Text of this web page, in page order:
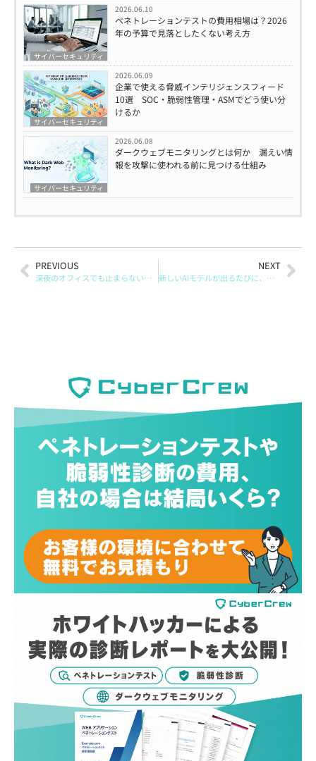
サイバーセキュリティ
2026.06.10
ペネトレーションテストの費用相場は？2026
年の予算で見落としたくない考え方
サイバーセキュリティ
2026.06.09
企業で使える脅威インテリジェンスフィード
10選 SOC・脆弱性管理・ASMでどう使い分
けるか
サイバーセキュリティ
2026.06.08
ダークウェブモニタリングとは何か 漏えい情
報を攻撃に使われる前に見つける仕組み
PREVIOUS
深夜のオフィスでも止まらない無線LAN 見えにくいリスクをどう考えるか
NEXT
新しいAIモデルが出るたびに、ネットが極端な反応に振れやすい理由